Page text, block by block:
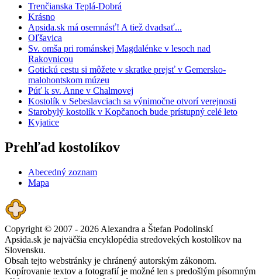
Trenčianska Teplá-Dobrá
Krásno
Apsida.sk má osemnásť! A tiež dvadsať...
Oľšavica
Sv. omša pri románskej Magdalénke v lesoch nad
Rakovnicou
Gotickú cestu si môžete v skratke prejsť v Gemersko-
malohontskom múzeu
Púť k sv. Anne v Chalmovej
Kostolík v Sebeslavciach sa výnimočne otvorí verejnosti
Starobylý kostolík v Kopčanoch bude prístupný celé leto
Kyjatice
Prehľad kostolíkov
Abecedný zoznam
Mapa
Copyright © 2007 - 2026 Alexandra a Štefan Podolinskí
Apsida.sk je najväčšia encyklopédia stredovekých kostolíkov na
Slovensku.
Obsah tejto webstránky je chránený autorským zákonom.
Kopírovanie textov a fotografií je možné len s predošlým písomným